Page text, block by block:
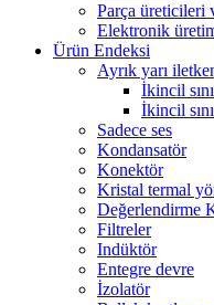
Parça üreticileri
Elektronik
Ürün Endeksi
Ayrık yarı
İkincil
İkincil
Sadece ses
Kondansatör
Konektör
Kristal termal
Değerlendirme
Filtreler
Indüktör
Entegre devre
İzolatör